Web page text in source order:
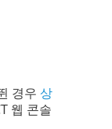
경우 상
웹 콘솔